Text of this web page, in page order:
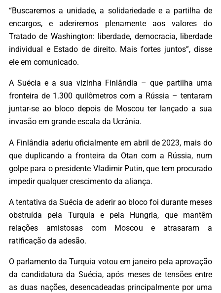
“Buscaremos a unidade, a solidariedade e a partilha de
encargos, e aderiremos plenamente aos valores do
Tratado de Washington: liberdade, democracia, liberdade
individual e Estado de direito. Mais fortes juntos”, disse
ele em comunicado.
A Suécia e a sua vizinha Finlândia – que partilha uma
fronteira de 1.300 quilômetros com a Rússia – tentaram
juntar-se ao bloco depois de Moscou ter lançado a sua
invasão em grande escala da Ucrânia.
A Finlândia aderiu oficialmente em abril de 2023, mais do
que duplicando a fronteira da Otan com a Rússia, num
golpe para o presidente Vladimir Putin, que tem procurado
impedir qualquer crescimento da aliança.
A tentativa da Suécia de aderir ao bloco foi durante meses
obstruída pela Turquia e pela Hungria, que mantêm
relações amistosas com Moscou e atrasaram a
ratificação da adesão.
O parlamento da Turquia votou em janeiro pela aprovação
da candidatura da Suécia, após meses de tensões entre
as duas nações, desencadeadas principalmente por uma